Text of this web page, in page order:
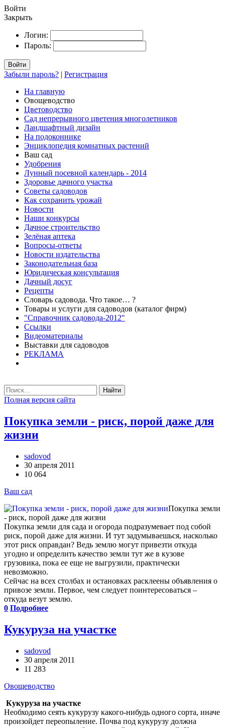
Войти
Закрыть
Логин:
Пароль:
Войти
Забыли пароль? | Регистрация
На главную
Овощеводство
Цветоводство
Сад непрерывного цветения многолетников
Ландшафтный дизайн
На подоконнике
Энциклопедия комнатных растений
Ваш сад
Удобрения
Лунный посевной календарь - 2014
Здоровье дачного участка
Советы садоводов
Как сохранить урожай
Новости
Наши конкурсы
Дачное строительство
Зелёная аптека
Вопросы-ответы
Новости издательства
Законодательная база
Юридическая консультация
Дачный досуг
Рецепты
Словарь садовода. Что такое… ?
Товары и услуги для садоводов (каталог фирм)
"Справочник садовода-2012"
Ссылки
Видеоматериалы
Выставки для садоводов
РЕКЛАМА
Найти
Полная версия сайта
Покупка земли - риск, порой даже для
жизни
sadovod
30 апреля 2011
10 064
Ваш сад
Покупка земли
- риск, порой даже для жизни
Покупка земли для сада и огорода подразумевает под собой
риск, порой даже для жизни. И тут задумываешься, насколько
этот риск оправдан? Ведь землю могут привезти откуда
угодно и определить качество земли тут же в кузове
грузовика, пока ее еще не выгрузили, практически
невозможно.
Сейчас на всех столбах и остановках расклеены объявления о
привозе земли. Первое, чем следует поинтересоваться –
откуда везут землю.
0 Подробнее
Кукуруза на участке
sadovod
30 апреля 2011
11 283
Овощеводство
Кукуруза на участке
Необходимо сеять кукурузу какого-нибудь одного сорта, иначе
произойдет переопыление. Почва под кукурузу должна